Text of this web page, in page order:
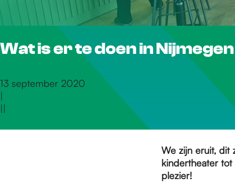
Wat is er te doen in
13 september 2020
|
||
We zijn eruit, dit
kindertheater
plezier!